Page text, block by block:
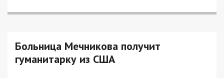
Больница Мечникова получит
гуманитарку из США